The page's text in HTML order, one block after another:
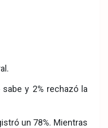
y 2% rechazó la
un 78%. Mientras